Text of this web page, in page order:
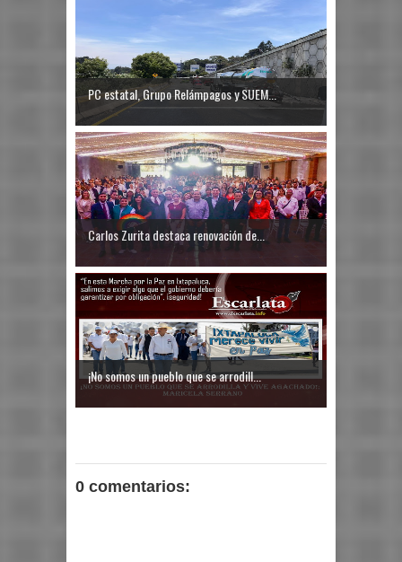
PC estatal, Grupo Relámpagos y SUEM...
Carlos Zurita destaca renovación de...
¡No somos un pueblo que se arrodill...
0 comentarios: